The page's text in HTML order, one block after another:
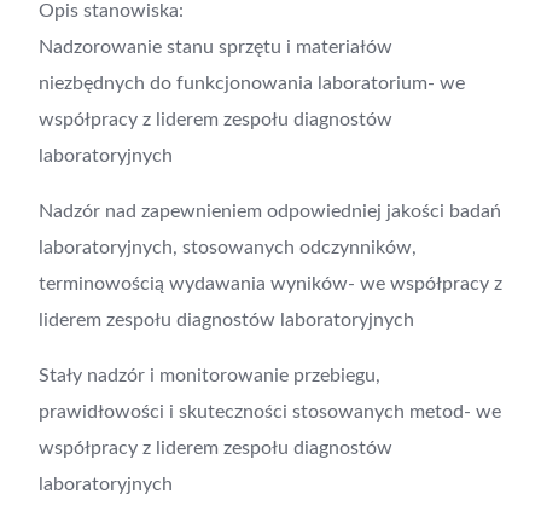
Opis stanowiska:
Nadzorowanie stanu sprzętu i materiałów
niezbędnych do funkcjonowania laboratorium- we
współpracy z liderem zespołu diagnostów
laboratoryjnych
Nadzór nad zapewnieniem odpowiedniej jakości badań
laboratoryjnych, stosowanych odczynników,
terminowością wydawania wyników- we współpracy z
liderem zespołu diagnostów laboratoryjnych
Stały nadzór i monitorowanie przebiegu,
prawidłowości i skuteczności stosowanych metod- we
współpracy z liderem zespołu diagnostów
laboratoryjnych